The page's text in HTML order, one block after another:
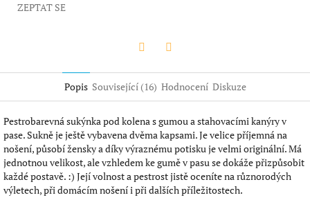
ZEPTAT SE
Popis Související (16) Hodnocení Diskuze
Pestrobarevná sukýnka pod kolena s gumou a stahovacími kanýry v
pase. Sukně je ještě vybavena dvěma kapsami. Je velice příjemná na
nošení, působí žensky a díky výraznému potisku je velmi originální. Má
jednotnou velikost, ale vzhledem ke gumě v pasu se dokáže přizpůsobit
každé postavě. :) Její volnost a pestrost jistě oceníte na různorodých
výletech, při domácím nošení i při dalších příležitostech.